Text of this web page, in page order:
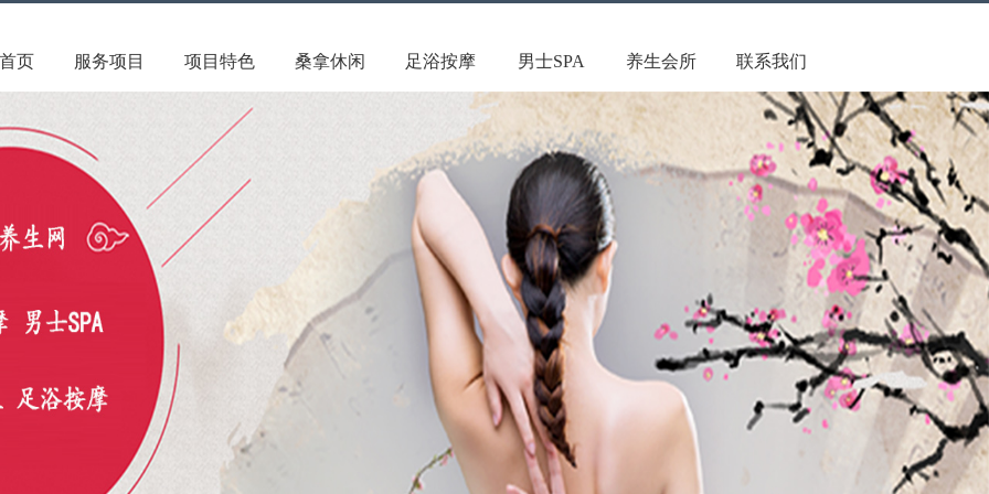
页 服务项目 项目特色 桑拿休闲 足浴按摩 男士SPA 养生会所 联系我们